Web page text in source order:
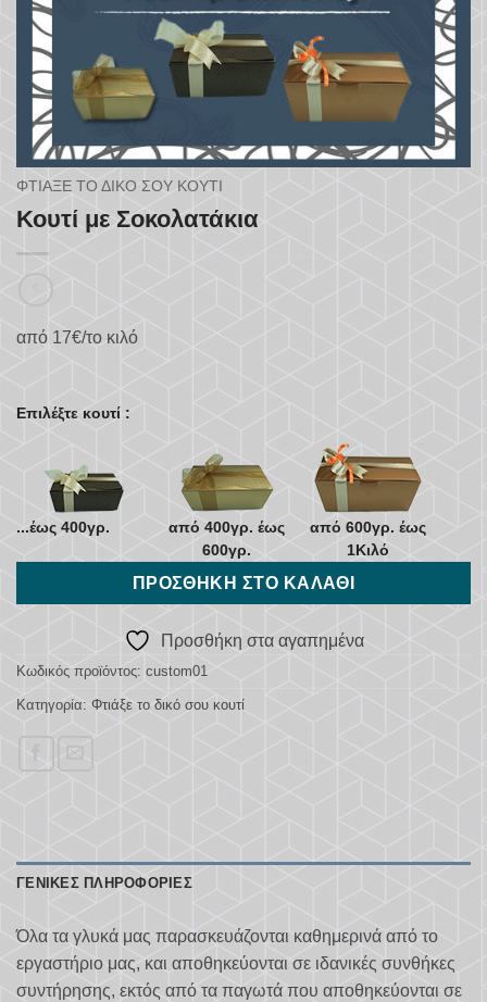
ΦΤΙΆΞΕ ΤΟ ΔΙΚΌ ΣΟΥ ΚΟΥΤΊ
Κουτί με Σοκολατάκια
από 17€/το κιλό
Επιλέξτε κουτί :
...έως 400γρ.
από 400γρ. έως
600γρ.
από 600γρ. έως
1Κιλό
ΠΡΟΣΘΉΚΗ ΣΤΟ ΚΑΛΆΘΙ
Προσθήκη στα αγαπημένα
Κωδικός προϊόντος: custom01
Κατηγορία: Φτιάξε το δικό σου κουτί
ΓΕΝΙΚΈΣ ΠΛΗΡΟΦΟΡΊΕΣ
Όλα τα γλυκά μας παρασκευάζονται καθημερινά από το
εργαστήριο μας, και αποθηκεύονται σε ιδανικές συνθήκες
συντήρησης, εκτός από τα παγωτά που αποθηκεύονται σε